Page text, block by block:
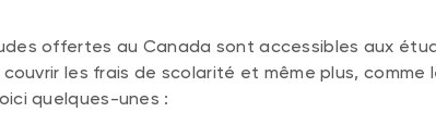
offertes au Canada sont accessibles aux
les frais de scolarité et même plus,
quelques-unes :